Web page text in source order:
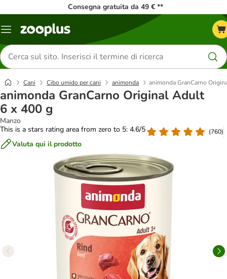
Consegna gratuita da 49 € **
Overview
Cerca
prodotti
Cani Cibo umido per cani animonda animonda GranCarno
animonda GranCarno Original Adult
6 x 400 g
Manzo
This is a stars rating area from zero to 5: 4.6/5
(760)
Valuta qui il prodotto